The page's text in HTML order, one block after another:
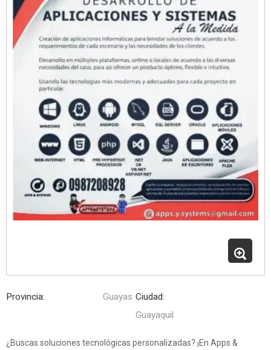
Provincia: Guayas Ciudad:
Guayaquil
¿Buscas soluciones tecnológicas personalizadas? ¡En Apps &